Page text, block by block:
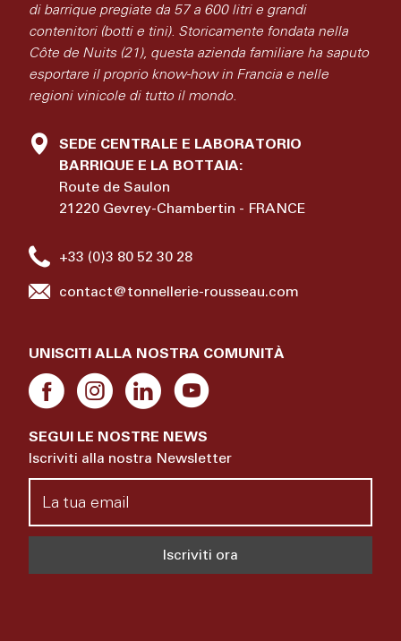
di barrique pregiate da 57 a 600 litri e grandi
contenitori (botti e tini). Storicamente fondata nella
Côte de Nuits (21), questa azienda familiare ha saputo
esportare il proprio know-how in Francia e nelle
regioni vinicole di tutto il mondo.
SEDE CENTRALE E LABORATORIO
BARRIQUE E LA BOTTAIA:
Route de Saulon
21220 Gevrey-Chambertin - FRANCE
+33 (0)3 80 52 30 28
contact@tonnellerie-rousseau.com
UNISCITI ALLA NOSTRA COMUNITÀ
SEGUI LE NOSTRE NEWS
Iscriviti alla nostra Newsletter